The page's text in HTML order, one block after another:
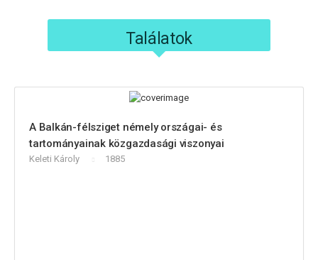
Találatok
A Balkán-félsziget némely országai- és
tartományainak közgazdasági viszonyai
Keleti Károly 1885